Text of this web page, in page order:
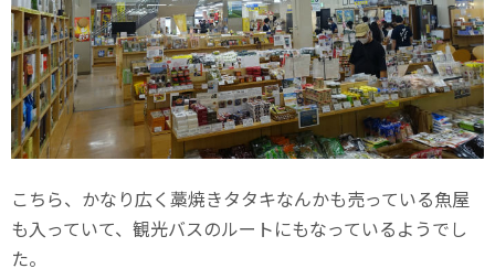
こちら、かなり広く藁焼きタタキなんかも売っている魚屋
も入っていて、観光バスのルートにもなっているようでし
た。